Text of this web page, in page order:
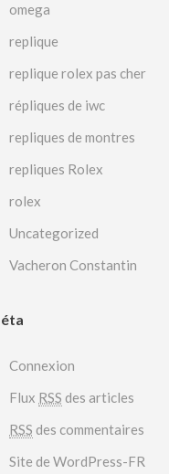
omega
replique
replique rolex pas cher
répliques de iwc
repliques de montres
repliques Rolex
rolex
Uncategorized
Vacheron Constantin
Connexion
Flux RSS des articles
RSS des commentaires
Site de WordPress-FR